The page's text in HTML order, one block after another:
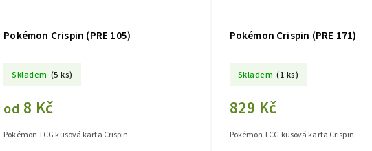
Pokémon Crispin (PRE 105)
Skladem (5 ks)
od 8 Kč
Pokémon TCG kusová karta Crispin.
Pokémon Crispin (PRE 171)
Skladem (1 ks)
829 Kč
Pokémon TCG kusová karta Crispin.